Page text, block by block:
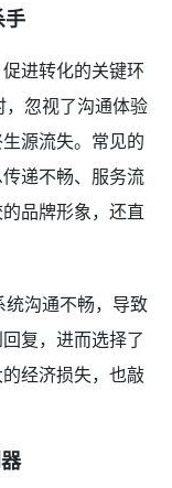
手
进转化的关键环
忽视了沟通体验
源流失。常见的
递不畅、服务流
品牌形象，还直
沟通不畅，导致
复，进而选择了
经济损失，也敲